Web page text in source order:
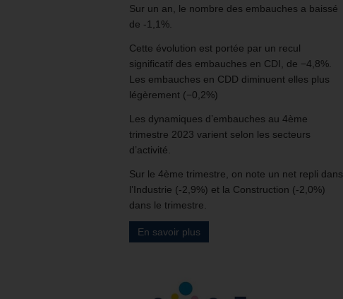
Sur un an, le nombre des embauches a baissé
de -1,1%.
Cette évolution est portée par un recul
significatif des embauches en CDI, de −4,8%.
Les embauches en CDD diminuent elles plus
légèrement (−0,2%)
Les dynamiques d’embauches au 4ème
trimestre 2023 varient selon les secteurs
d’activité.
Sur le 4ème trimestre, on note un net repli dans
l’Industrie (-2,9%) et la Construction (-2,0%)
dans le trimestre.
En savoir plus